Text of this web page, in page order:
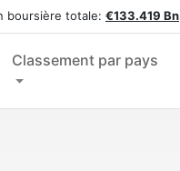
totale: €133.419 Bn
Classement par pays